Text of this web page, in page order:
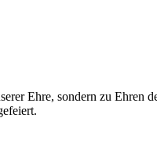
Ehre, sondern zu Ehren